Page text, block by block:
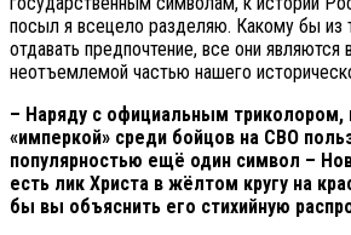
посыл я всецело разделяю. Какому бы из
отдавать предпочтение, все они являются
неотъемлемой частью нашего
– Наряду с официальным
«имперкой» среди бойцов на СВО
популярностью ещё один символ –
есть лик Христа в жёлтом кругу на
бы вы объяснить его стихийную